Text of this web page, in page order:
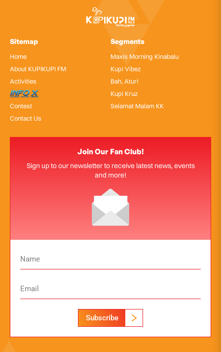
Sitemap
Home
About KUPIKUPI FM
Activities
InfoX
Contest
Contact Us
Segments
Maxis Morning Kinabalu
Kupi Vibez
Bah, Atur!
Kupi Kruz
Selamat Malam KK
Join Our Fan Club!
Sign up to our newsletter to receive latest news, events
and more!
Subscribe